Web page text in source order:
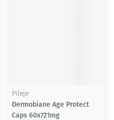
Pileje
Dermobiane Age Protect
Caps 60x721mg